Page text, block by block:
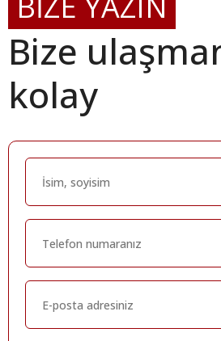
Bize
kolay